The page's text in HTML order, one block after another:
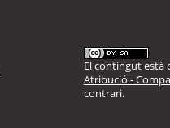
El contingut està
Atribució -
contrari.